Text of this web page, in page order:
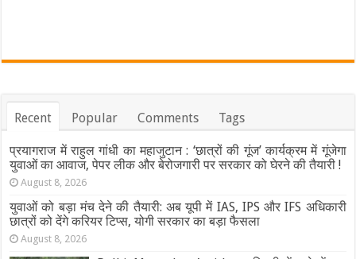
Recent Popular Comments Tags
प्रयागराज में राहुल गांधी का महाजुटान : ‘छात्रों की गूंज’ कार्यक्रम में गूंजेगा
युवाओं का आवाज, पेपर लीक और बेरोजगारी पर सरकार को घेरने की तैयारी !
August 8, 2026
युवाओं को बड़ा मंच देने की तैयारी: अब यूपी में IAS, IPS और IFS अधिकारी
छात्रों को देंगे करियर टिप्स, योगी सरकार का बड़ा फैसला
August 8, 2026